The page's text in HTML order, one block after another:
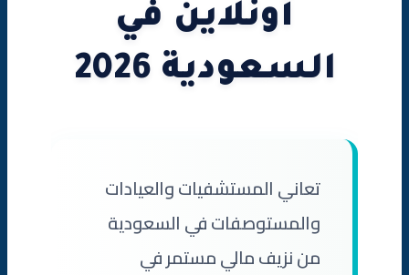
أونلاين في
السعودية 2026
تعاني المستشفيات والعيادات
والمستوصفات في السعودية
من نزيف مالي مستمر في
جاهز لتحويل موقعك الطبي إلى آلة ذكية لجلب المرضى؟